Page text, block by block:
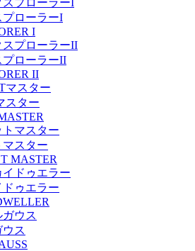
プローラーI
I
プローラーII
II
スター
マスター
MASTER
ドゥエラー
ウス